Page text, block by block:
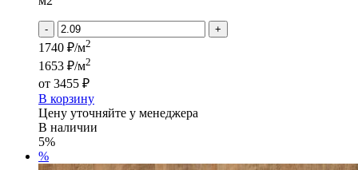
- +
1740 ₽/м2
1653 ₽/м2
от 3455 ₽
В корзину
Цену уточняйте у менеджера
В наличии
5%
%